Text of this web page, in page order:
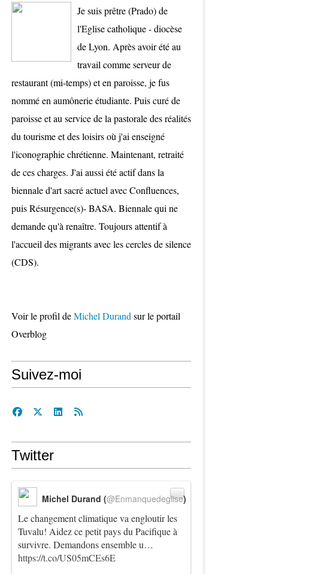
Je suis prêtre (Prado) de
l'Eglise catholique - diocèse
de Lyon. Après avoir été au
travail comme serveur de
restaurant (mi-temps) et en paroisse, je fus
nommé en aumônerie étudiante. Puis curé de
paroisse et au service de la pastorale des réalités
du tourisme et des loisirs où j'ai enseigné
l'iconographie chrétienne. Maintenant, retraité
de ces charges. J'ai aussi été actif dans la
biennale d'art sacré actuel avec Confluences,
puis Résurgence(s)- BASA. Biennale qui ne
demande qu'à renaître. Toujours attentif à
l'accueil des migrants avec les cercles de silence
(CDS).
Voir le profil deMichel Durand sur le portail
Overblog
Suivez-moi
Twitter
Le changement climatique va engloutir les
Tuvalu! Aidez ce petit pays du Pacifique à
survivre. Demandons ensemble u…
https://t.co/US05mCEs6E
Michel Durand (@Enmanquedeglise)